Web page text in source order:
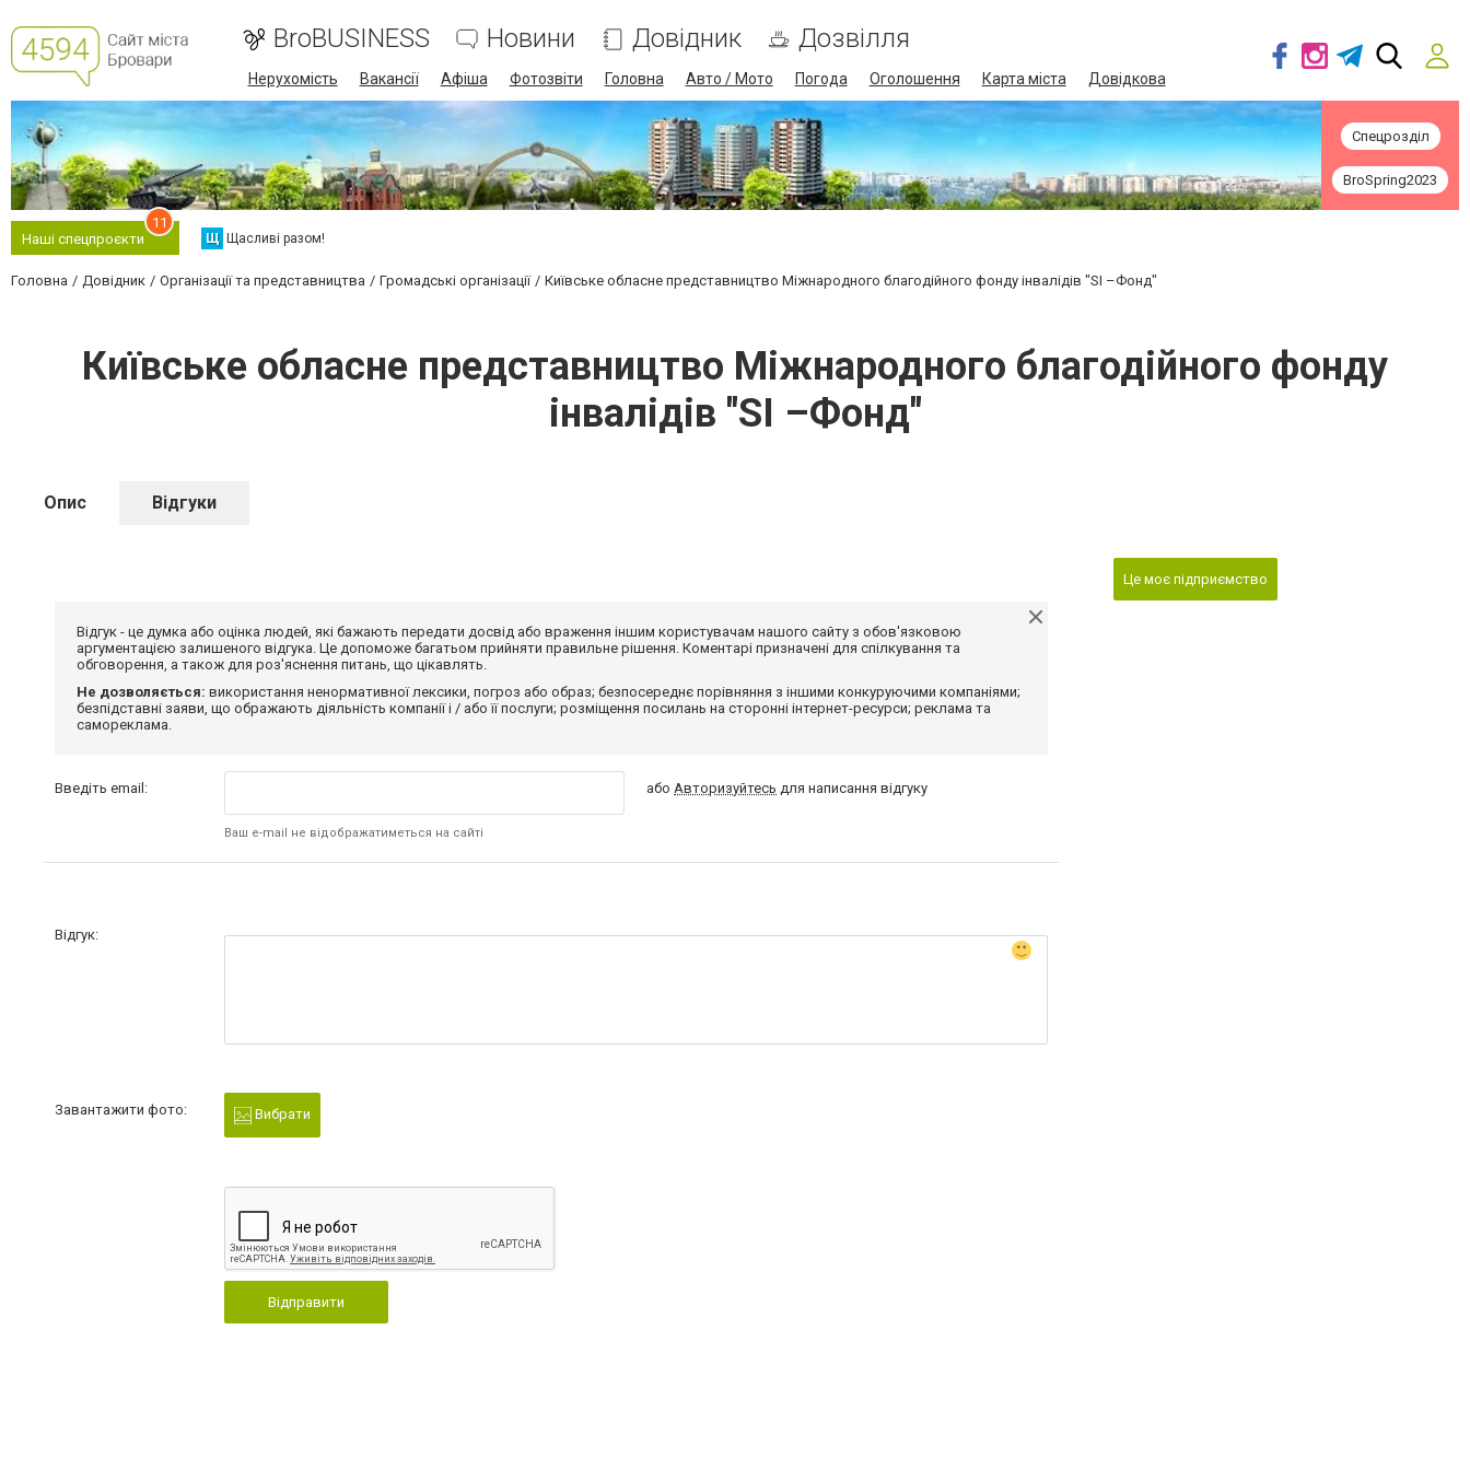
BroBUSINESS Новини Довідник Дозвілля
Нерухомість Вакансії Афіша Фотозвіти Головна Авто / Мото Погода Оголошення Карта міста Довідкова
Спецрозділ
BroSpring2023
Наші спецпроєкти
11
Щ Щасливі разом!
Головна Довідник Організації та представництва Громадські організації Київське обласне представництво Міжнародного благодійного фонду інвалідів "SI –Фонд"
Київське обласне представництво Міжнародного благодійного фонду
інвалідів "SI –Фонд"
Опис Відгуки
Відгук - це думка або оцінка людей, які бажають передати досвід або враження іншим користувачам нашого сайту з обов'язковою
аргументацією залишеного відгука. Це допоможе багатьом прийняти правильне рішення. Коментарі призначені для спілкування та
обговорення, а також для роз'яснення питань, що цікавлять.
Не дозволяється: використання ненормативної лексики, погроз або образ; безпосереднє порівняння з іншими конкуруючими компаніями;
безпідставні заяви, що ображають діяльність компанії і / або її послуги; розміщення посилань на сторонні інтернет-ресурси; реклама та
самореклама.
Введіть email:
Ваш e-mail не відображатиметься на сайті
абоАвторизуйтесь для написання відгуку
Відгук:
Завантажити фото: Вибрати
Відправити
Це моє підприємство